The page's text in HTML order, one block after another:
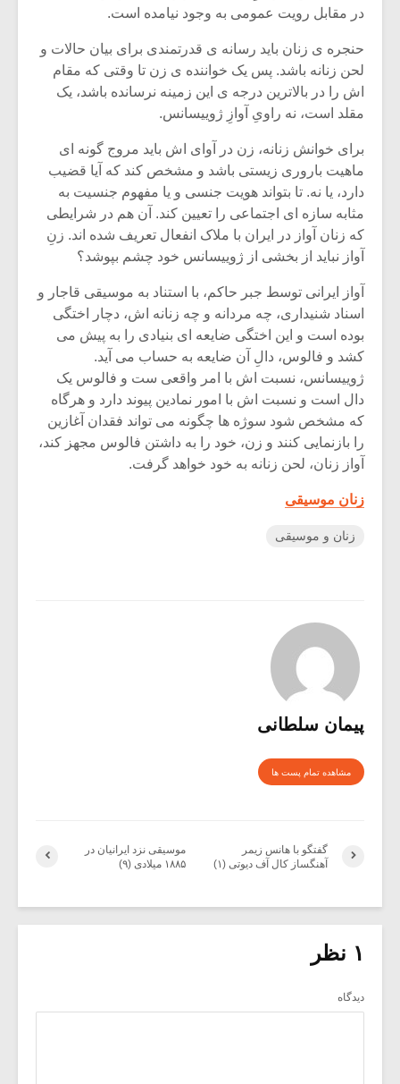
در مقابل رویت عمومی به وجود نیامده است.
حنجره ی زنان باید رسانه ی قدرتمندی برای بیان حالات و
لحن زنانه باشد. پس یک خواننده ی زن تا وقتی که مقام
اش را در بالاترین درجه ی این زمینه نرسانده باشد، یک
مقلد است، نه راویِ آوازِ ژوییسانس.
برای خوانش زنانه، زن در آوای اش باید مروج گونه ای
ماهیت باروری زیستی باشد و مشخص کند که آیا قضیب
دارد، یا نه. تا بتواند هویت جنسی و یا مفهوم جنسیت به
مثابه سازه ای اجتماعی را تعیین کند. آن هم در شرایطی
که زنان آواز در ایران با ملاک انفعال تعریف شده اند. زنِ
آواز نباید از بخشی از ژوییسانس خود چشم بپوشد؟
آواز ایرانی توسط جبر حاکم، با استناد به موسیقی قاجار و
اسناد شنیداری، چه مردانه و چه زنانه اش، دچار اختگی
بوده است و این اختگی ضایعه ای بنیادی را به پیش می
کشد و فالوس، دالِ آن ضایعه به حساب می آید.
ژوییسانس، نسبت اش با امر واقعی ست و فالوس یک
دال است و نسبت اش با امور نمادین پیوند دارد و هرگاه
که مشخص شود سوژه ها چگونه می تواند فقدان آغازین
را بازنمایی کنند و زن، خود را به داشتن فالوس مجهز کند،
آواز زنان، لحن زنانه به خود خواهد گرفت.
زنان موسیقی
زنان و موسیقی
پیمان سلطانی
مشاهده تمام پست ها
موسیقی نزد ایرانیان در
۱۸۸۵ میلادی (۹)
گفتگو با هانس زیمر
آهنگساز کال آف دیوتی (۱)
۱ نظر
دیدگاه